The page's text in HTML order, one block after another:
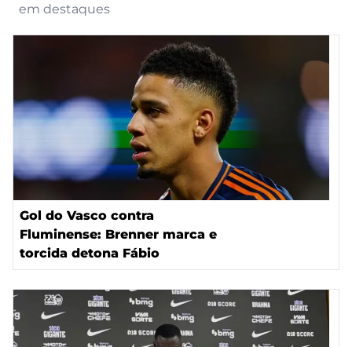
em destaques
Gol do Vasco contra
Fluminense: Brenner marca e
torcida detona Fábio